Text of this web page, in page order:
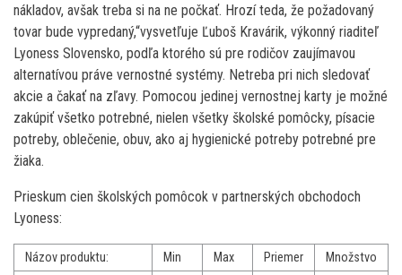
nákladov, avšak treba si na ne počkať. Hrozí teda, že požadovaný
tovar bude vypredaný,“vysvetľuje Ľuboš Kravárik, výkonný riaditeľ
Lyoness Slovensko, podľa ktorého sú pre rodičov zaujímavou
alternatívou práve vernostné systémy. Netreba pri nich sledovať
akcie a čakať na zľavy. Pomocou jedinej vernostnej karty je možné
zakúpiť všetko potrebné, nielen všetky školské pomôcky, písacie
potreby, oblečenie, obuv, ako aj hygienické potreby potrebné pre
žiaka.
Prieskum cien školských pomôcok v partnerských obchodoch
Lyoness:
Názov produktu: Min Max Priemer
Množstvo